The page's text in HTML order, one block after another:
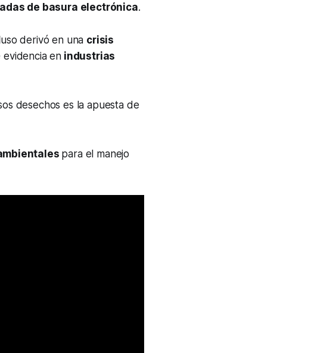
de basura electrónica.
derivó en una crisis
en industrias
desechos es la apuesta de
para el manejo